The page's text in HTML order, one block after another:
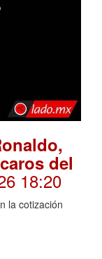
del
18:20
la cotización